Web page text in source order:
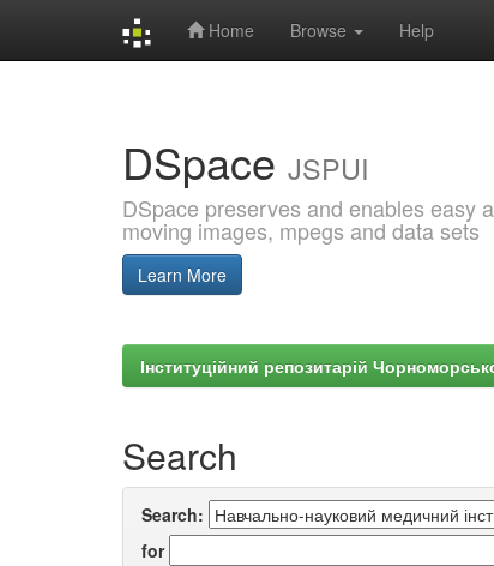
Home Browse Help
DSpace JSPUI
DSpace preserves and enables easy
moving images, mpegs and data sets
Learn More
Інституційний репозитарій
Search
Search:
for